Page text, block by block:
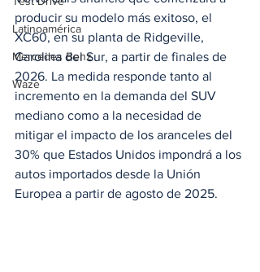
Latinoamérica
Mercedes Benz
Waze
producir su modelo más exitoso, el
XC60, en su planta de Ridgeville,
Carolina del Sur, a partir de finales de
2026. La medida responde tanto al
incremento en la demanda del SUV
mediano como a la necesidad de
mitigar el impacto de los aranceles del
30% que Estados Unidos impondrá a los
autos importados desde la Unión
Europea a partir de agosto de 2025.